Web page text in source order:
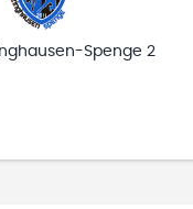
Spenge 2